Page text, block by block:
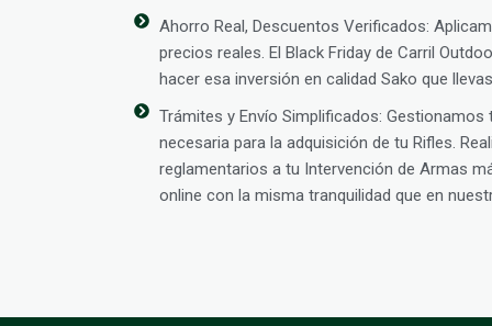
Ahorro Real, Descuentos Verificados:
precios reales. El Black Friday de Carril
hacer esa inversión en calidad Sako que
Trámites y Envío Simplificados:
necesaria para la adquisición de tu Rifles.
reglamentarios a tu Intervención de Armas
online con la misma tranquilidad que en